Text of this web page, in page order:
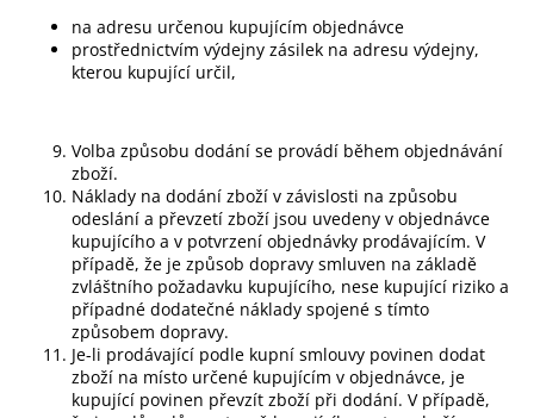
na adresu určenou kupujícím objednávce
prostřednictvím výdejny zásilek na adresu výdejny,
kterou kupující určil,
Volba způsobu dodání se provádí během objednávání
zboží.
Náklady na dodání zboží v závislosti na způsobu
odeslání a převzetí zboží jsou uvedeny v objednávce
kupujícího a v potvrzení objednávky prodávajícím. V
případě, že je způsob dopravy smluven na základě
zvláštního požadavku kupujícího, nese kupující riziko a
případné dodatečné náklady spojené s tímto
způsobem dopravy.
Je-li prodávající podle kupní smlouvy povinen dodat
zboží na místo určené kupujícím v objednávce, je
kupující povinen převzít zboží při dodání. V případě,